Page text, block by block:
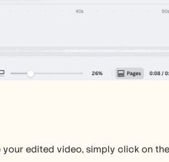
edited video, simply click on